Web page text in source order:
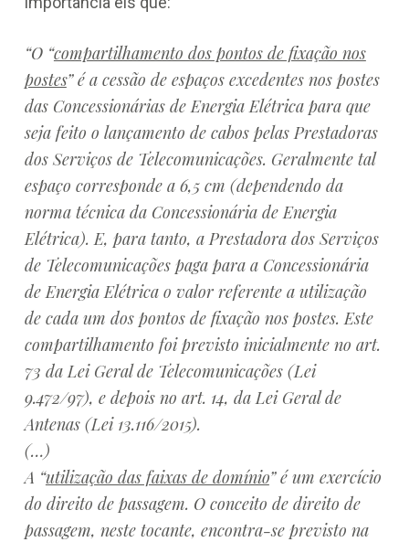
“O “compartilhamento dos pontos de fixação nos
postes” é a cessão de espaços excedentes nos postes
das Concessionárias de Energia Elétrica para que
seja feito o lançamento de cabos pelas Prestadoras
dos Serviços de Telecomunicações. Geralmente tal
espaço corresponde a 6,5 cm (dependendo da
norma técnica da Concessionária de Energia
Elétrica). E, para tanto, a Prestadora dos Serviços
de Telecomunicações paga para a Concessionária
de Energia Elétrica o valor referente a utilização
de cada um dos pontos de fixação nos postes. Este
compartilhamento foi previsto inicialmente no art.
73 da Lei Geral de Telecomunicações (Lei
9.472/97), e depois no art. 14, da Lei Geral de
Antenas (Lei 13.116/2015).
(…)
A “utilização das faixas de domínio” é um exercício
do direito de passagem. O conceito de direito de
passagem, neste tocante, encontra-se previsto na